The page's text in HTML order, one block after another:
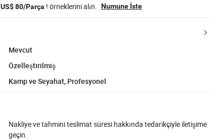
US$ 80/Parça ! örneklerini alın. Numune İste
Mevcut
Özelleştirilmiş
Kamp ve Seyahat, Profesyonel
Nakliye ve tahmini teslimat süresi hakkında tedarikçiyle iletişime
geçin.